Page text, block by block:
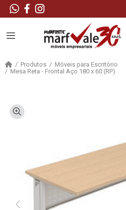
Produtos
Móveis para Escritório
Mesa Reta - Frontal Aço 180 x 60 (RP)